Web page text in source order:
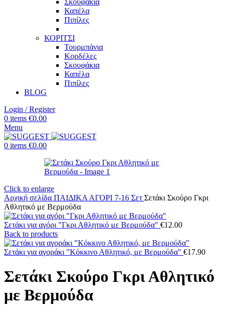
Σκουφάκια
Καπέλα
Πιπίλες
ΚΟΡΙΤΣΙ
Τουρμπάνια
Κορδέλες
Σκουφάκια
Καπέλα
Πιπίλες
BLOG
Login / Register
0 items €0.00
Menu
0 items €0.00
Click to enlarge
Αρχική σελίδα ΠΑΙΔΙΚΑ ΑΓΟΡΙ 7-16 Σετ Σετάκι Σκούρο Γκρι
Αθλητικό με Βερμούδα
Σετάκι για αγόρι "Γκρι Αθλητικό με Βερμούδα" €12.00
Back to products
Σετάκι για αγοράκι "Κόκκινο Αθλητικό, με Βερμούδα" €17.90
Σετάκι Σκούρο Γκρι Αθλητικό
με Βερμούδα